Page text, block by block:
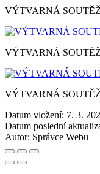
VÝTVARNÁ SOUTĚŽ
VÝTVARNÁ SOUTĚŽ
VÝTVARNÁ SOUTĚŽ
Datum vložení: 7. 3.
Datum poslední
Autor: Správce Webu